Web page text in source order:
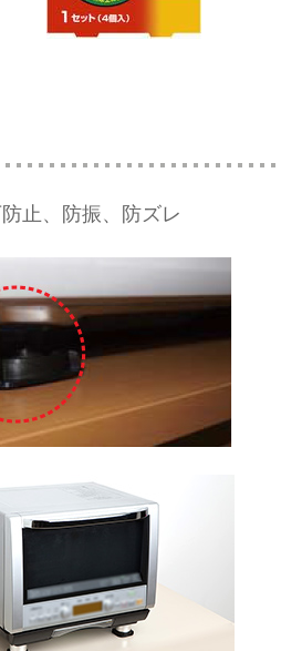
止、防振、防ズレ